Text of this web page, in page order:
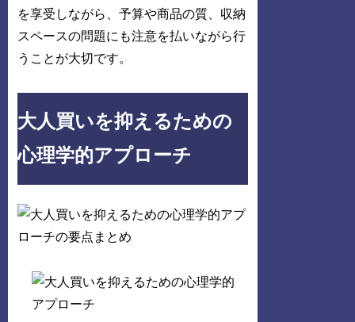
を享受しながら、予算や商品の質、収納
スペースの問題にも注意を払いながら行
うことが大切です。
大人買いを抑えるための
心理学的アプローチ